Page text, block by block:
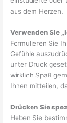
aus dem Herzen.
Verwenden Sie
Formulieren Sie
Gefühle
unter Druck
wirklich Spaß
Ihnen mitteilen,
Drücken Sie
Heben Sie